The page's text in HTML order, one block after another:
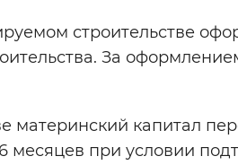
строительстве
За
материнский капитал
месяцев при условии